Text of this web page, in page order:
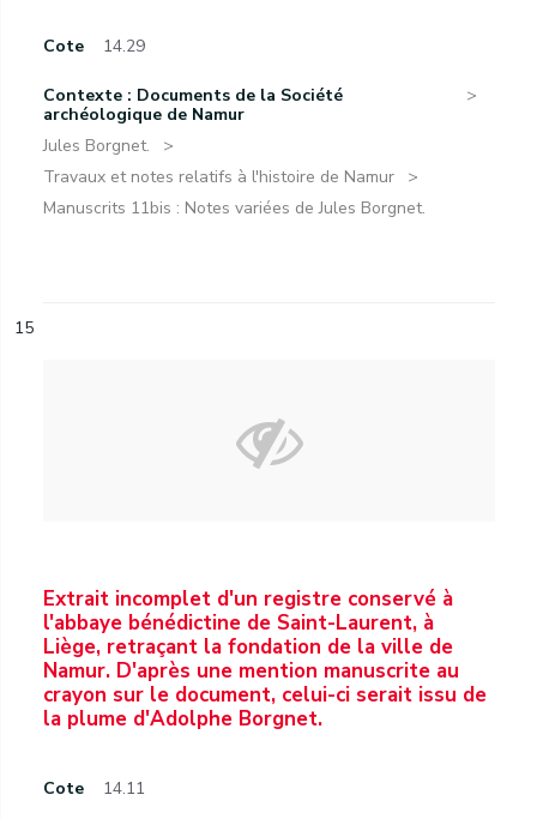
Cote 14.29
Contexte : Documents de la Société
archéologique de Namur
Jules Borgnet.
Travaux et notes relatifs à l'histoire de Namur
Manuscrits 11bis : Notes variées de Jules Borgnet.
15
Extrait incomplet d'un registre conservé à
l'abbaye bénédictine de Saint-Laurent, à
Liège, retraçant la fondation de la ville de
Namur. D'après une mention manuscrite au
crayon sur le document, celui-ci serait issu de
la plume d'Adolphe Borgnet.
Cote 14.11